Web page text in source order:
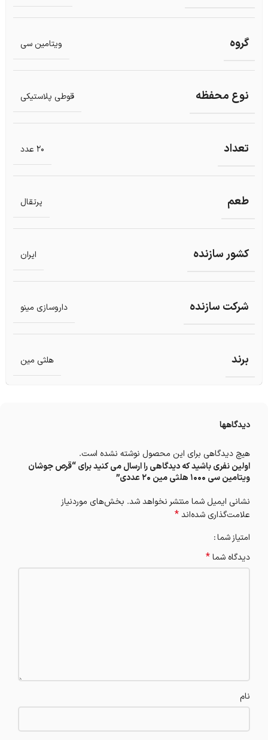
گروه ویتامین سی
نوع محفظه قوطی پلاستیکی
تعداد 20 عدد
طعم پرتقال
کشور سازنده ایران
شرکت سازنده داروسازی مینو
برند هلثی مین
دیدگاهها
هیچ دیدگاهی برای این محصول نوشته نشده است.
اولین نفری باشید که دیدگاهی را ارسال می کنید برای “قرص جوشان
ویتامین سی 1000 هلثی مین 20 عددی”
نشانی ایمیل شما منتشر نخواهد شد. بخش‌های موردنیاز
علامت‌گذاری شده‌اند*
امتیاز شما
دیدگاه شما*
نام